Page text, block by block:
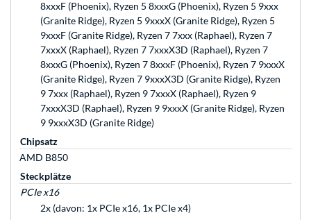
8xxxF (Phoenix), Ryzen 5 8xxxG (Phoenix), Ryzen 5 9xxx
(Granite Ridge), Ryzen 5 9xxxX (Granite Ridge), Ryzen 5
9xxxF (Granite Ridge), Ryzen 7 7xxx (Raphael), Ryzen 7
7xxxX (Raphael), Ryzen 7 7xxxX3D (Raphael), Ryzen 7
8xxxG (Phoenix), Ryzen 7 8xxxF (Phoenix), Ryzen 7 9xxxX
(Granite Ridge), Ryzen 7 9xxxX3D (Granite Ridge), Ryzen
9 7xxx (Raphael), Ryzen 9 7xxxX (Raphael), Ryzen 9
7xxxX3D (Raphael), Ryzen 9 9xxxX (Granite Ridge), Ryzen
9 9xxxX3D (Granite Ridge)
Chipsatz
AMD B850
Steckplätze
PCIe x16
2x (davon: 1x PCIe x16, 1x PCIe x4)